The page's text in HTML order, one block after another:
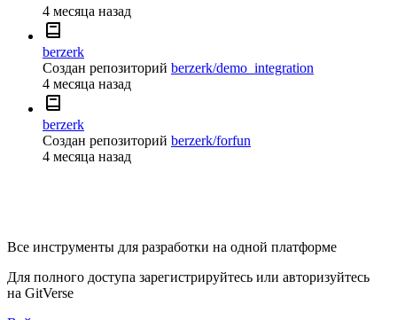
4 месяца назад
berzerk
Создан репозиторий berzerk/demo_integration
4 месяца назад
berzerk
Создан репозиторий berzerk/forfun
4 месяца назад
Все инструменты для разработки на одной платформе
Для полного доступа зарегистрируйтесь или авторизуйтесь
на GitVerse